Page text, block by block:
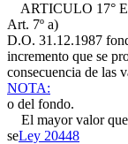
ARTICULO 17° El
Art. 7º a)
D.O. 31.12.1987
incremento que se
consecuencia de las
NOTA:
o del fondo.
El mayor valor que
seLey 20448